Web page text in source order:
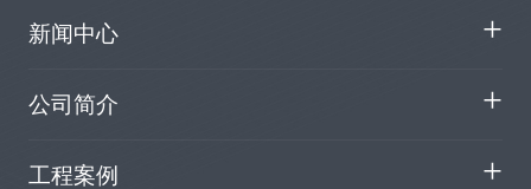
新闻中心
公司简介
工程案例